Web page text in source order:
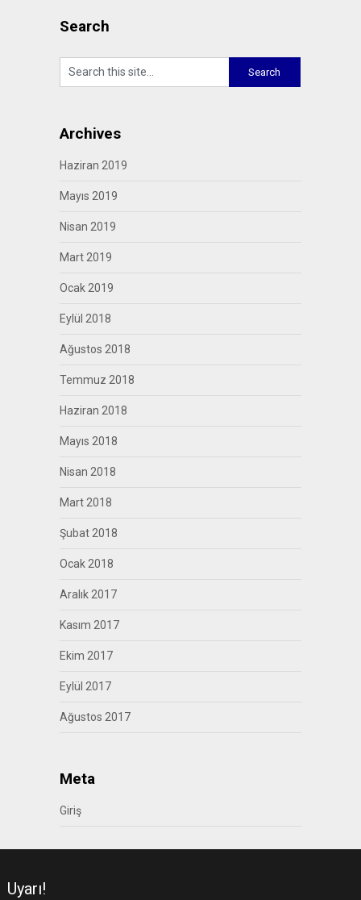
Search
Archives
Haziran 2019
Mayıs 2019
Nisan 2019
Mart 2019
Ocak 2019
Eylül 2018
Ağustos 2018
Temmuz 2018
Haziran 2018
Mayıs 2018
Nisan 2018
Mart 2018
Şubat 2018
Ocak 2018
Aralık 2017
Kasım 2017
Ekim 2017
Eylül 2017
Ağustos 2017
Meta
Giriş
Uyarı!